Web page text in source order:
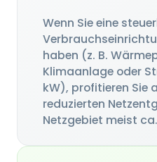
Wenn Sie eine
haben (z. B.
Klimaanlage oder
kW), profitieren Sie
reduzierten
Netzgebiet meist